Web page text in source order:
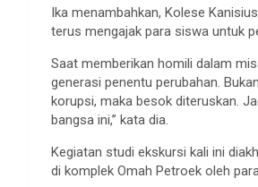
Ika menambahkan, Kolese
terus mengajak para siswa untuk
Saat memberikan homili dalam
generasi penentu perubahan.
korupsi, maka besok diteruskan.
bangsa ini,” kata dia.
Kegiatan studi ekskursi kali ini
di komplek Omah Petroek oleh